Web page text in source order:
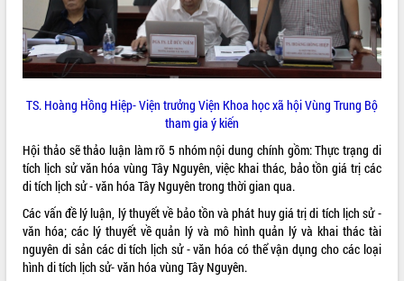
để phát triển du lịch Đắk Lắk
Khởi động Dự án Đầu tư xây dựng hạ
tầng kỹ thuật Cụm công nghiệp Tân
Tiến
Gặp mặt các cơ quan báo chí nhân Kỷ
niệm 101 năm Ngày Báo chí Cách
Đắk Lắk sơ kết 4 năm triển khai thực
hiện Đề án 06 của Chính phủ
Họp báo thông tin về Hội nghị Công bố
Quy hoạch và Xúc tiến đầu tư tỉnh Đắk
Lắk
Khơi thông điểm nghẽn, đẩy nhanh
giải ngân vốn khắc phục thiên tai
TS. Hoàng Hồng Hiệp- Viện trưởng Viện Khoa học xã hội Vùng Trung Bộ
tham gia ý kiến
Hội thảo sẽ thảo luận làm rõ 5 nhóm nội dung chính gồm: Thực trạng di
tích lịch sử văn hóa vùng Tây Nguyên, việc khai thác, bảo tồn giá trị các
di tích lịch sử - văn hóa Tây Nguyên trong thời gian qua.
Các vấn đề lý luận, lý thuyết về bảo tồn và phát huy giá trị di tích lịch sử -
văn hóa; các lý thuyết về quản lý và mô hình quản lý và khai thác tài
nguyên di sản các di tích lịch sử - văn hóa có thể vận dụng cho các loại
hình di tích lịch sử- văn hóa vùng Tây Nguyên.